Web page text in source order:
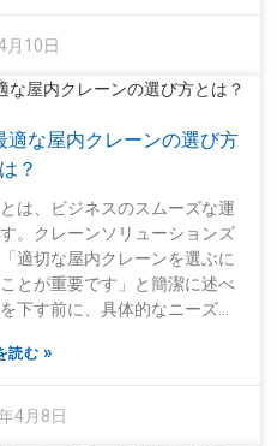
択に役立つ詳細なガイドを提
も大きく異なる場合がありま
クレーンが、別のプロジェク
なオペレーターと話をするの
見は、あなたが最初は気づか
件を調整すれば、より賢明で
できるでしょう。
月10日
な屋内クレーンの選び方
？
は、ビジネスのスムーズな運
。クレーンソリューションズ
適切な屋内クレーンを選ぶに
とが重要です」と簡潔に述べ
下す前に、具体的なニーズを
、高さ、作業スペースなどを
るコンパクトなクレーンが適
し、ここで問題が生じます。
読む »
4月8日